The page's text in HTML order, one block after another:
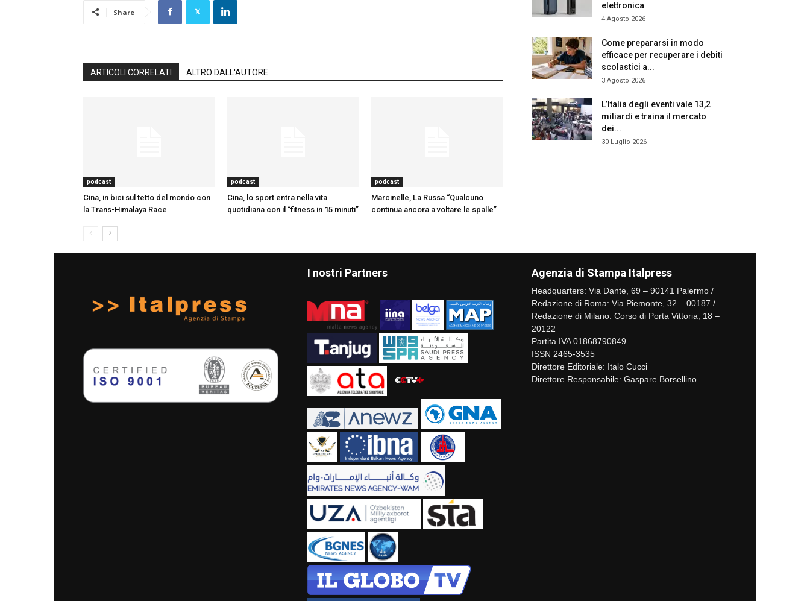
Share
ARTICOLI CORRELATI ALTRO DALL'AUTORE
podcast
Cina, in bici sul tetto del mondo con
la Trans-Himalaya Race
podcast
Cina, lo sport entra nella vita
quotidiana con il “fitness in 15 minuti”
podcast
Marcinelle, La Russa “Qualcuno
continua ancora a voltare le spalle”
elettronica
4 Agosto 2026
Come prepararsi in modo
efficace per recuperare i debiti
scolastici a...
3 Agosto 2026
L’Italia degli eventi vale 13,2
miliardi e traina il mercato
dei...
30 Luglio 2026
I nostri Partners Agenzia di Stampa Italpress
Headquarters: Via Dante, 69 – 90141 Palermo /
Redazione di Roma: Via Piemonte, 32 – 00187 /
Redazione di Milano: Corso di Porta Vittoria, 18 –
20122
Partita IVA 01868790849
ISSN 2465-3535
Direttore Editoriale: Italo Cucci
Direttore Responsabile: Gaspare Borsellino